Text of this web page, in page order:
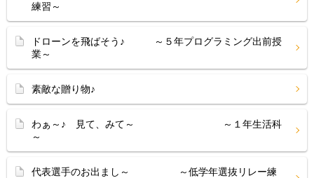
練習～
ドローンを飛ばそう♪ ～５年プログラミング出前授
業～
素敵な贈り物♪
わぁ～♪ 見て、みて～ ～１年生活科
～
代表選手のお出まし～ ～低学年選抜リレー練